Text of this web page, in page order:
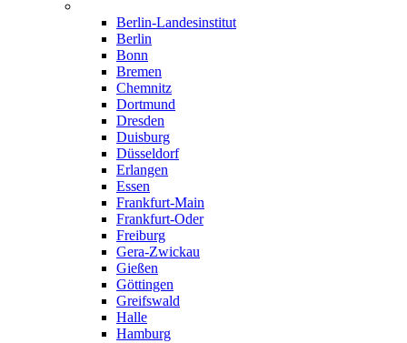
Berlin-Landesinstitut
Berlin
Bonn
Bremen
Chemnitz
Dortmund
Dresden
Duisburg
Düsseldorf
Erlangen
Essen
Frankfurt-Main
Frankfurt-Oder
Freiburg
Gera-Zwickau
Gießen
Göttingen
Greifswald
Halle
Hamburg